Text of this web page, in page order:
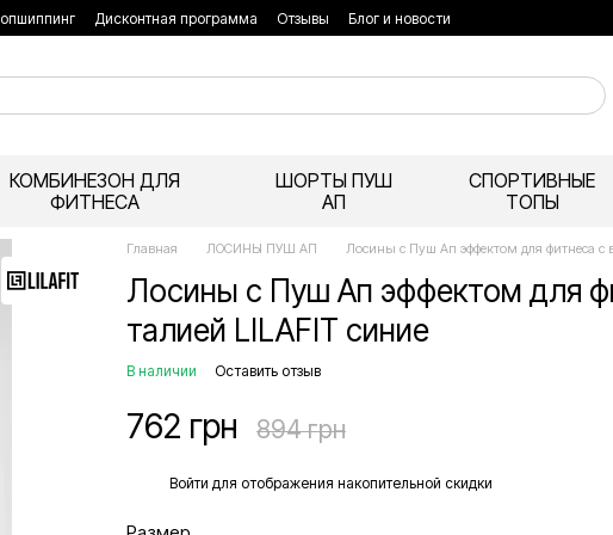
Дисконтная программа Отзывы
Блог и новости
КОМБИНЕЗОН ДЛЯ
ФИТНЕСА
ШОРТЫ ПУШ
АП
СПОРТИВНЫЕ
ТОПЫ
Главная ЛОСИНЫ ПУШ АП Лосины с Пуш Ап эффектом для фитнеса с
Лосины с Пуш Ап эффектом для
талией LILAFIT синие
В наличии Оставить отзыв
762 грн 894 грн
Войти для отображения накопительной скидки